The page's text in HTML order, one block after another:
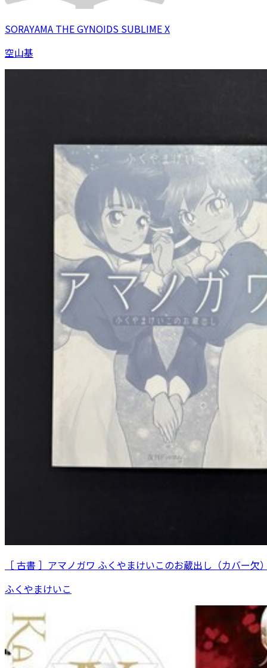
SORAYAMA THE GYNOIDS SUBLIME X
空山基
［ 古書 ］アマノガワ ふくやまけいこのお蔵出し（カバー欠
ふくやまけいこ